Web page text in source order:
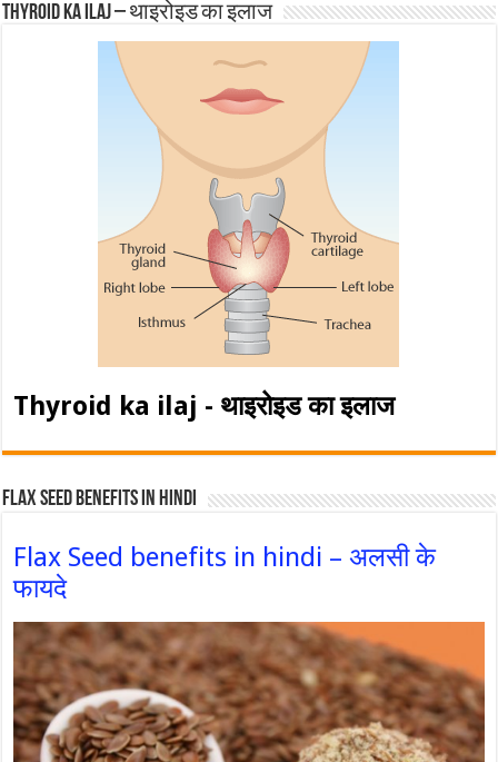
Thyroid ka ilaj – थाइरोइड का इलाज
Thyroid ka ilaj - थाइरोइड का इलाज
Flax Seed Benefits in hindi
Flax Seed benefits in hindi – अलसी के
फायदे